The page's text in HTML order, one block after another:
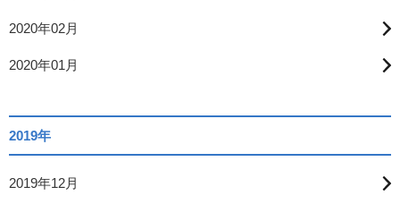
2020年02月
2020年01月
2019年
2019年12月